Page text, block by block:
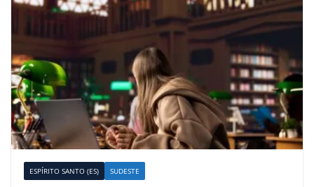
ESPÍRITO SANTO (ES) SUDESTE